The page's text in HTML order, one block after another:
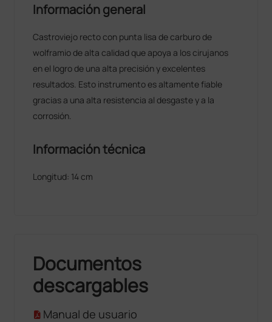
Información general
Castroviejo recto con punta lisa de carburo de
wolframio de alta calidad que apoya a los cirujanos
en el logro de una alta precisión y excelentes
resultados. Esto instrumento es altamente fiable
gracias a una alta resistencia al desgaste y a la
corrosión.
Información técnica
Longitud: 14 cm
Documentos
descargables
Manual de usuario